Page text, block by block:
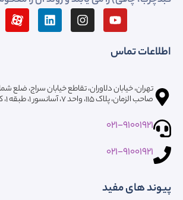
اطلاعات تماس
تهران، خیابان دلاوران، تقاطع خیابان سراج، ضلع
صاحب الزمان، پلاک ۱۱۵، واحد ۷، آسانسور ۱، طبقه 1، کدپستی: ۱۶۸۶۶۱۴۵۷۱
021-91001921
021-91001921
پیوند های مفید